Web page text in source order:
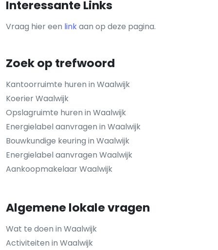
Interessante Links
Vraag hier een linkaan op deze pagina.
Zoek op trefwoord
Kantoorruimte huren in Waalwijk
Koerier Waalwijk
Opslagruimte huren in Waalwijk
Energielabel aanvragen in Waalwijk
Bouwkundige keuring in Waalwijk
Energielabel aanvragen Waalwijk
Aankoopmakelaar Waalwijk
Algemene lokale vragen
Wat te doen in Waalwijk
Activiteiten in Waalwijk